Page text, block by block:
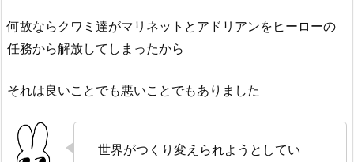
何故ならクワミ達がマリネットとアドリアンをヒーローの
任務から解放してしまったから
それは良いことでも悪いことでもありました
世界がつくり変えられようとしてい